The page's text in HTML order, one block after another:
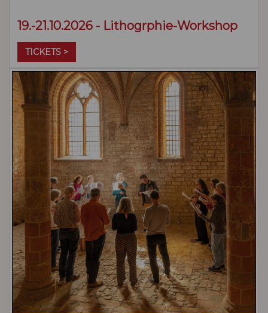
19.-21.10.2026 - Lithogrphie-Workshop
TICKETS >